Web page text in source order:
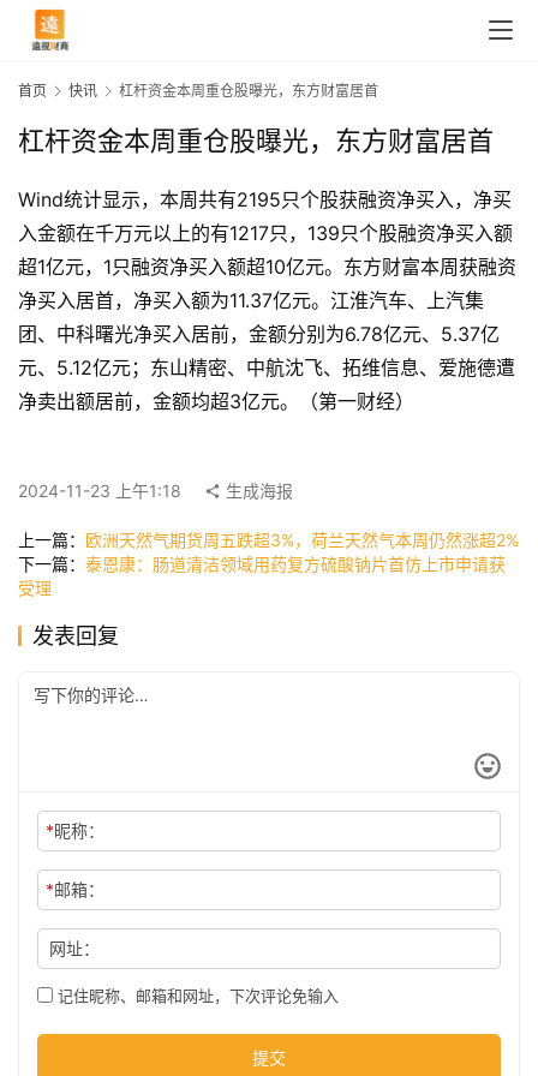
首
讯
公
技
首页 快讯 杠杆资金本周重仓股曝光，东方财富居首
杠杆资金本周重仓股曝光，东方财富居首
Wind统计显示，本周共有2195只个股获融资净买入，净买
入金额在千万元以上的有1217只，139只个股融资净买入额
超1亿元，1只融资净买入额超10亿元。东方财富本周获融资
净买入居首，净买入额为11.37亿元。江淮汽车、上汽集
团、中科曙光净买入居前，金额分别为6.78亿元、5.37亿
元、5.12亿元；东山精密、中航沈飞、拓维信息、爱施德遭
净卖出额居前，金额均超3亿元。（第一财经）
2024-11-23 上午1:18 生成海报
上一篇： 欧洲天然气期货周五跌超3%，荷兰天然气本周仍然涨超2%
下一篇： 泰恩康：肠道清洁领域用药复方硫酸钠片首仿上市申请获
受理
发表回复
*昵称：
*邮箱：
网址：
记住昵称、邮箱和网址，下次评论免输入
提交